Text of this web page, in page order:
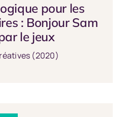
pour les
: Bonjour Sam
le jeux
(2020)